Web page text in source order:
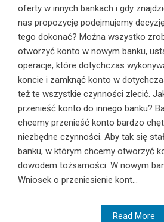
oferty w innych bankach i gdy
nas propozycję podejmujemy
tego dokonać? Można wszystko
otworzyć konto w nowym banku,
operacje, które dotychczas
koncie i zamknąć konto w
też te wszystkie czynności zlecić.
przenieść konto do innego banku?
chcemy przenieść konto bardzo
niezbędne czynności. Aby tak się
banku, w którym chcemy otworzyć
dowodem tożsamości. W nowym
Wniosek o przeniesienie kont...
Read More